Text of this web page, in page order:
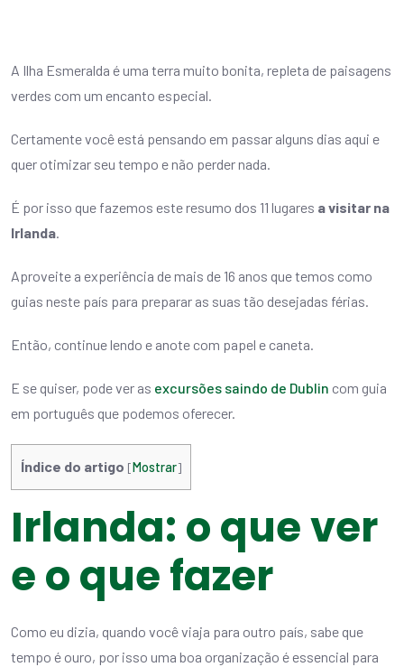
A Ilha Esmeralda é uma terra muito bonita, repleta de paisagens
verdes com um encanto especial.
Certamente você está pensando em passar alguns dias aqui e
quer otimizar seu tempo e não perder nada.
É por isso que fazemos este resumo dos 11 lugares a visitar na
Irlanda.
Aproveite a experiência de mais de 16 anos que temos como
guias neste país para preparar as suas tão desejadas férias.
Então, continue lendo e anote com papel e caneta.
E se quiser, pode ver as excursões saindo de Dublin com guia
em português que podemos oferecer.
Índice do artigo [Mostrar]
Irlanda: o que ver
e o que fazer
Como eu dizia, quando você viaja para outro país, sabe que
tempo é ouro, por isso uma boa organização é essencial para